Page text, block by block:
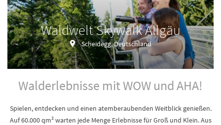
Waldwelt Skywalk Allgäu
Scheidegg, Deutschland
Walderlebnisse mit WOW und AHA!
Spielen, entdecken und einen atemberaubenden Weitblick genießen.
Auf 60.000 qm² warten jede Menge Erlebnisse für Groß und Klein. Aus